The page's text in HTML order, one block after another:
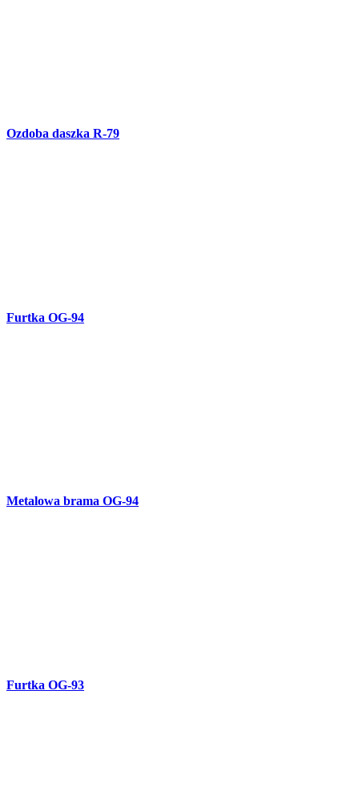
Metalowa brama OG-94
Furtka OG-93
Furtka OG-92
Brama przesuwna OG-91